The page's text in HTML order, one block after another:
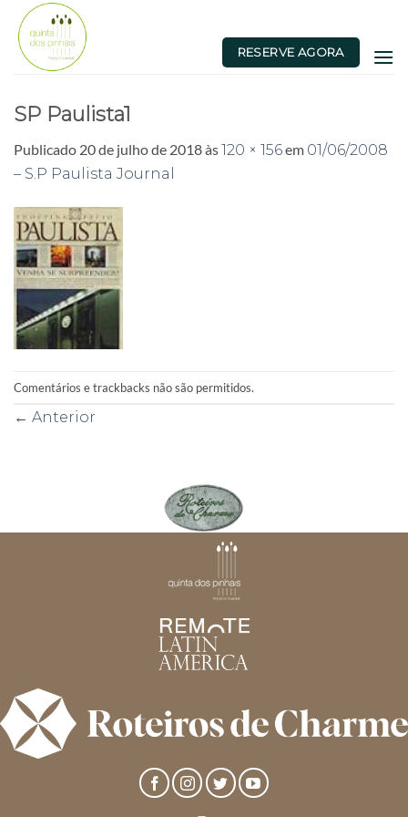
Skip
content
RESERVE AGORA
SP Paulista1
Publicado 20 de julho de 2018às120 × 156em 01/06/2008
– S.P Paulista Journal
Comentários e trackbacks não são permitidos.
← Anterior